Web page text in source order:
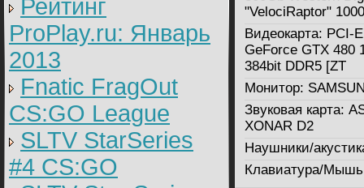
Рейтинг
ProPlay.ru: Январь
2013
Fnatic FragOut
CS:GO League
SLTV StarSeries
#4 CS:GO
"VelociRaptor"
Видеокарта: PCI-
GeForce GTX 480
384bit DDR5 [ZT
Монитор:
Звуковая карта:
XONAR D2
Наушники/
Клавиатура/